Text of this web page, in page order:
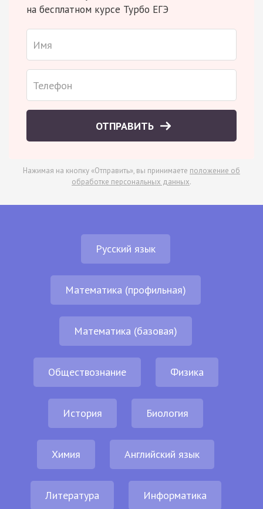
на бесплатном курсе Турбо ЕГЭ
ОТПРАВИТЬ
Нажимая на кнопку «Отправить», вы принимаете положение об
обработке персональных данных.
Русский язык
Математика (профильная)
Математика (базовая)
Обществознание Физика
История Биология
Химия Английский язык
Литература Информатика